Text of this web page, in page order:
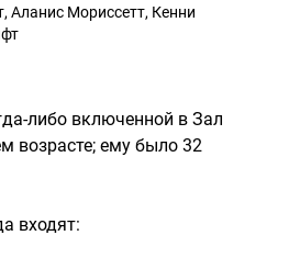
Аланис Мориссетт, Кенни
либо включенной в Зал
возрасте; ему было 32
входят: